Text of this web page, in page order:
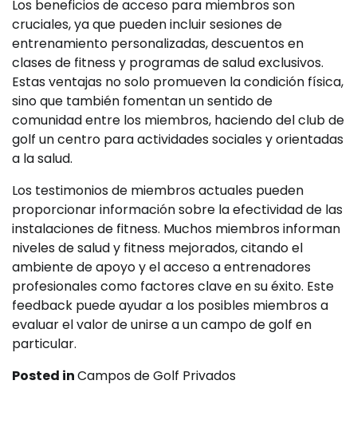
Los beneficios de acceso para miembros son
cruciales, ya que pueden incluir sesiones de
entrenamiento personalizadas, descuentos en
clases de fitness y programas de salud exclusivos.
Estas ventajas no solo promueven la condición física,
sino que también fomentan un sentido de
comunidad entre los miembros, haciendo del club de
golf un centro para actividades sociales y orientadas
a la salud.
Los testimonios de miembros actuales pueden
proporcionar información sobre la efectividad de las
instalaciones de fitness. Muchos miembros informan
niveles de salud y fitness mejorados, citando el
ambiente de apoyo y el acceso a entrenadores
profesionales como factores clave en su éxito. Este
feedback puede ayudar a los posibles miembros a
evaluar el valor de unirse a un campo de golf en
particular.
Posted inCampos de Golf Privados